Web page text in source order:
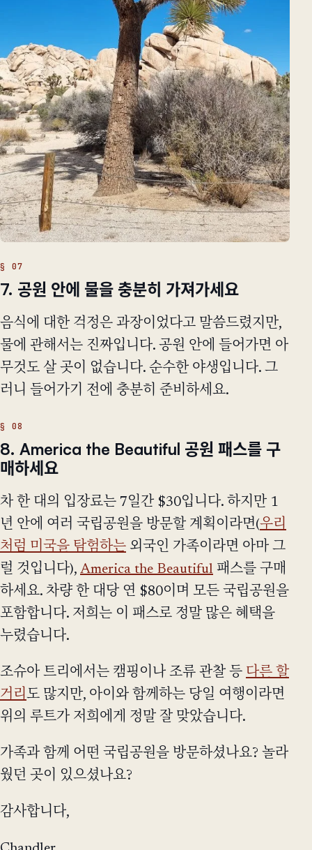
7. 공원 안에 물을 충분히 가져가세요
음식에 대한 걱정은 과장이었다고 말씀드렸지만,
물에 관해서는 진짜입니다. 공원 안에 들어가면 아
무것도 살 곳이 없습니다. 순수한 야생입니다. 그
러니 들어가기 전에 충분히 준비하세요.
8. America the Beautiful 공원 패스를 구
매하세요
차 한 대의 입장료는 7일간 $30입니다. 하지만 1
년 안에 여러 국립공원을 방문할 계획이라면(우리
처럼 미국을 탐험하는 외국인 가족이라면 아마 그
럴 것입니다), America the Beautiful 패스를 구매
하세요. 차량 한 대당 연 $80이며 모든 국립공원을
포함합니다. 저희는 이 패스로 정말 많은 혜택을
누렸습니다.
조슈아 트리에서는 캠핑이나 조류 관찰 등 다른 할
거리 도 많지만, 아이와 함께하는 당일 여행이라면
위의 루트가 저희에게 정말 잘 맞았습니다.
가족과 함께 어떤 국립공원을 방문하셨나요? 놀라
웠던 곳이 있으셨나요?
감사합니다,